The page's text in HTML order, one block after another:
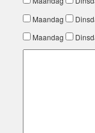
Maandag
Maandag